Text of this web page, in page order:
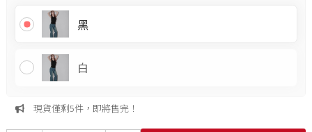
黑
白
現貨僅剩5件，即將售完！